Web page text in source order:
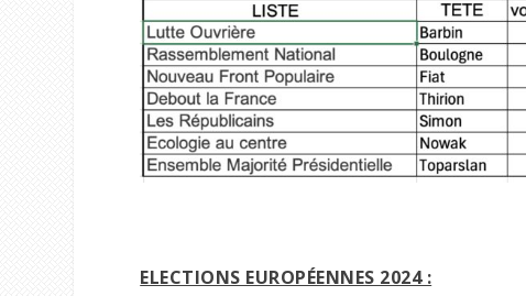
ELECTIONS EUROPÉENNES 2024 :